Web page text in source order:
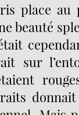
place
beauté
sur